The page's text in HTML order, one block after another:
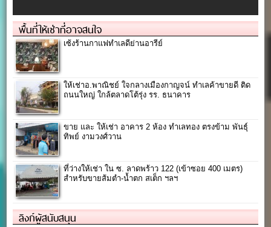
พื้นที่ให้เช่าที่อาจสนใจ
เซ้งร้านกาแฟทำเลดีย่านอารีย์
ให้เช่าอ.พาณิชย์ ใจกลางเมืองกาญจน์ ทำเลค้าขายดี ติด
ถนนใหญ่ ใกล้ตลาดโต้รุ่ง รร. ธนาคาร
ขาย และ ให้เช่า อาคาร 2 ห้อง ทำเลทอง ตรงข้าม พันธุ์
ทิพย์ งามวงศ์วาน
ที่ว่างให้เช่า ใน ซ. ลาดพร้าว 122 (เข้าซอย 400 เมตร)
สำหรับขายส้มตำ-น้ำตก สเต็ก ฯลฯ
ลิงก์ผู้สนับสนุน